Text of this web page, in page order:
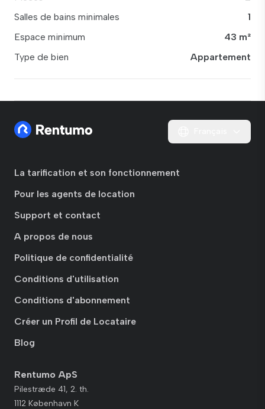
Salles de bains minimales
1
Espace minimum
43 m²
Type de bien
Appartement
La tarification et son fonctionnement
Pour les agents de location
Support et contact
A propos de nous
Politique de confidentialité
Conditions d'utilisation
Conditions d'abonnement
Créer un Profil de Locataire
Blog
Rentumo ApS
Pilestræde 41, 2. th.
1112 København K